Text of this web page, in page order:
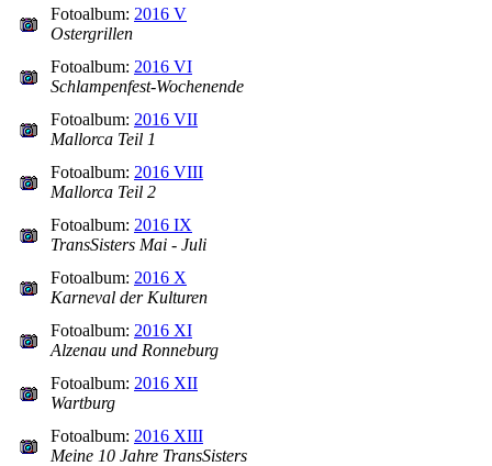
Fotoalbum: 2016 V
Ostergrillen
Fotoalbum: 2016 VI
Schlampenfest-Wochenende
Fotoalbum: 2016 VII
Mallorca Teil 1
Fotoalbum: 2016 VIII
Mallorca Teil 2
Fotoalbum: 2016 IX
TransSisters Mai - Juli
Fotoalbum: 2016 X
Karneval der Kulturen
Fotoalbum: 2016 XI
Alzenau und Ronneburg
Fotoalbum: 2016 XII
Wartburg
Fotoalbum: 2016 XIII
Meine 10 Jahre TransSisters